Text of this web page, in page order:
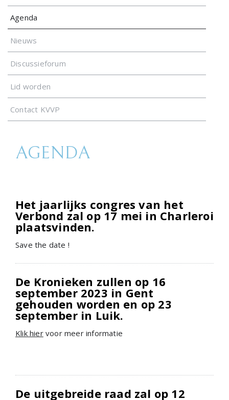
Agenda
Nieuws
Discussieforum
Lid worden
Contact KVVP
AGENDA
Het jaarlijks congres van het
Verbond zal op 17 mei in Charleroi
plaatsvinden.
Save the date !
De Kronieken zullen op 16
september 2023 in Gent
gehouden worden en op 23
september in Luik.
Klik hiervoor meer informatie
De uitgebreide raad zal op 12